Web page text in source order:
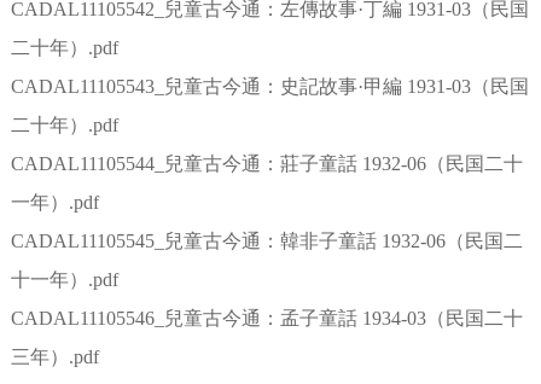
CADAL11105542_兒童古今通：左傳故事·丁編 1931-03（民国
二十年）.pdf
CADAL11105543_兒童古今通：史記故事·甲編 1931-03（民国
二十年）.pdf
CADAL11105544_兒童古今通：莊子童話 1932-06（民国二十
一年）.pdf
CADAL11105545_兒童古今通：韓非子童話 1932-06（民国二
十一年）.pdf
CADAL11105546_兒童古今通：孟子童話 1934-03（民国二十
三年）.pdf